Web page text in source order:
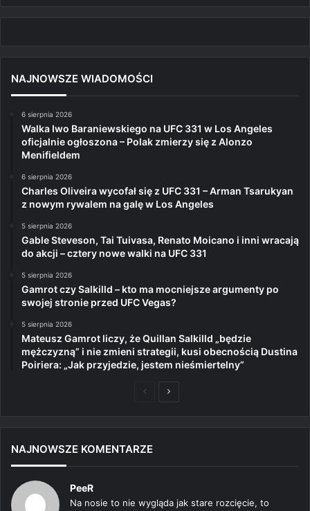
NAJNOWSZE WIADOMOŚCI
6 sierpnia 2026
Walka Iwo Baraniewskiego na UFC 331 w Los Angeles
oficjalnie ogłoszona – Polak zmierzy się z Alonzo
Menifieldem
6 sierpnia 2026
Charles Oliveira wycofał się z UFC 331 – Arman Tsarukyan
z nowym rywalem na galę w Los Angeles
5 sierpnia 2026
Gable Steveson, Tai Tuivasa, Renato Moicano i inni wracają
do akcji – cztery nowe walki na UFC 331
5 sierpnia 2026
Gamrot czy Salkilld – kto ma mocniejsze argumenty po
swojej stronie przed UFC Vegas?
5 sierpnia 2026
Mateusz Gamrot liczy, że Quillan Salkilld „będzie
mężczyzną” i nie zmieni strategii, kusi obecnością Dustina
Poiriera: „Jak przyjedzie, jestem nieśmiertelny”
PoprzedniaNastępna
NAJNOWSZE KOMENTARZE
PeeR
Na nosie to nie wygląda jak stare rozcięcie, to